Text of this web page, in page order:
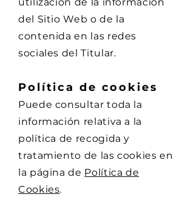
del Sitio Web o de la
contenida en las redes
sociales del Titular.
Política de cookies
Puede consultar toda la
información relativa a la
política de recogida y
tratamiento de las cookies en
la página de Política de
Cookies.